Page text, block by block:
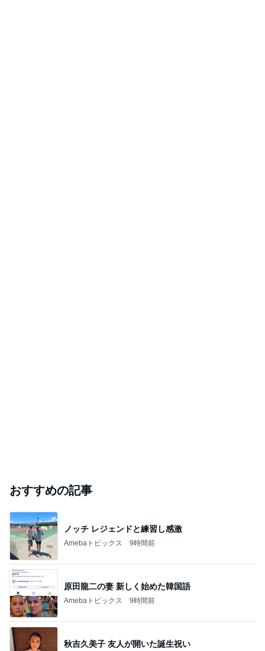
おすすめの記事
ノッチ レジェンドと練習し感激
Amebaトピックス 9時間前
原田龍二の妻 新しく始めた韓国語
Amebaトピックス 9時間前
秋吉久美子 友人が開いた誕生祝い